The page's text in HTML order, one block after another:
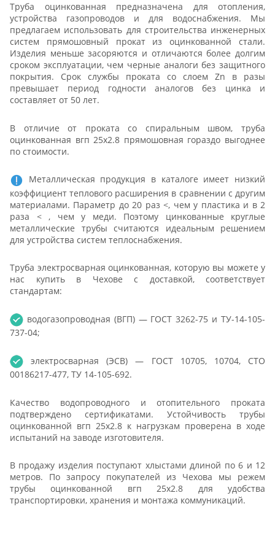
Труба оцинкованная предназначена для отопления,
устройства газопроводов и для водоснабжения. Мы
предлагаем использовать для строительства инженерных
систем прямошовный прокат из оцинкованной стали.
Изделия меньше засоряются и отличаются более долгим
сроком эксплуатации, чем черные аналоги без защитного
покрытия. Срок службы проката со слоем Zn в разы
превышает период годности аналогов без цинка и
составляет от 50 лет.
В отличие от проката со спиральным швом, труба
оцинкованная вгп 25x2.8 прямошовная гораздо выгоднее
по стоимости.
Металлическая продукция в каталоге имеет низкий
коэффициент теплового расширения в сравнении с другим
материалами. Параметр до 20 раз <, чем у пластика и в 2
раза < , чем у меди. Поэтому цинкованные круглые
металлические трубы считаются идеальным решением
для устройства систем теплоснабжения.
Труба электросварная оцинкованная, которую вы можете у
нас купить в Чехове с доставкой, соответствует
стандартам:
водогазопроводная (ВГП) — ГОСТ 3262-75 и ТУ-14-105-
737-04;
электросварная (ЭСВ) — ГОСТ 10705, 10704, СТО
00186217-477, ТУ 14-105-692.
Качество водопроводного и отопительного проката
подтверждено сертификатами. Устойчивость трубы
оцинкованной вгп 25x2.8 к нагрузкам проверена в ходе
испытаний на заводе изготовителя.
В продажу изделия поступают хлыстами длиной по 6 и 12
метров. По запросу покупателей из Чехова мы режем
трубы оцинкованной вгп 25x2.8 для удобства
транспортировки, хранения и монтажа коммуникаций.